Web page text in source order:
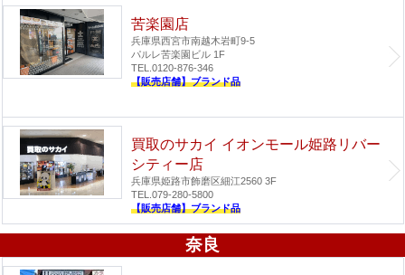
苦楽園店
兵庫県西宮市南越木岩町9-5
パルレ苦楽園ビル 1F
TEL.0120-876-346
【販売店舗】ブランド品
買取のサカイ イオンモール姫路リバー
シティー店
兵庫県姫路市飾磨区細江2560 3F
TEL.079-280-5800
【販売店舗】ブランド品
奈良